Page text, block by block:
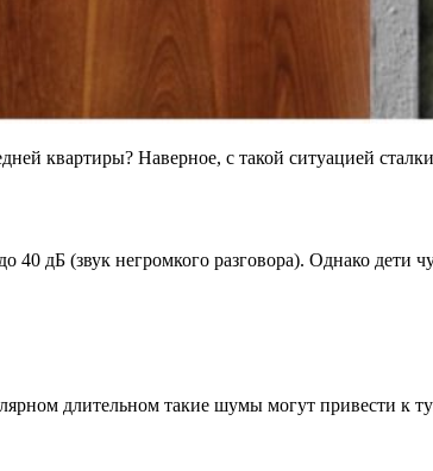
квартиры? Наверное, с такой ситуацией
дБ (звук негромкого разговора). Однако дети
длительном такие шумы могут привести к